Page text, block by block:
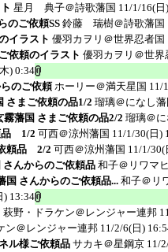
星月 典子＠詩歌藩国 11/1/16(日
のご依頼SS 鈴藤 瑞樹＠詩歌藩国
イラスト 優羽カヲリ＠世界忍者国
依頼のイラスト 優羽カヲリ＠世界
) 0:34
のご依頼 ホーリー＠満天星国 11/
さまご依頼の品1/2 瑠璃＠になし
藩国 さまご依頼の品2/2 瑠璃＠
品 1/2 可西＠涼州藩国 11/1/30(日)
頼品 2/2 可西＠涼州藩国 11/1/30(
さんからのご依頼品 和子＠リワマ
国 さんからのご依頼品... 和子＠リ
) 13:34
萩野・ドラケン＠レンジャー連邦
ン＠レンジャー連邦 11/2/6(日)
ル様ご依頼品 サカキ＠星鋼京 11/